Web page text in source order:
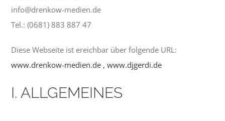
info@drenkow-medien.de
Tel.: (0681) 883 887 47
Diese Webseite ist ereichbar über folgende URL:
www.drenkow-medien.de , www.djgerdi.de
I. ALLGEMEINES